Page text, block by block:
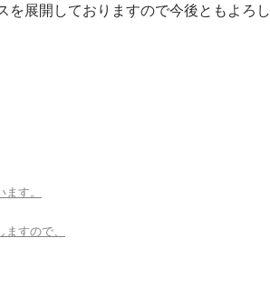
展開しておりますので今後ともよろし
す。
すので、